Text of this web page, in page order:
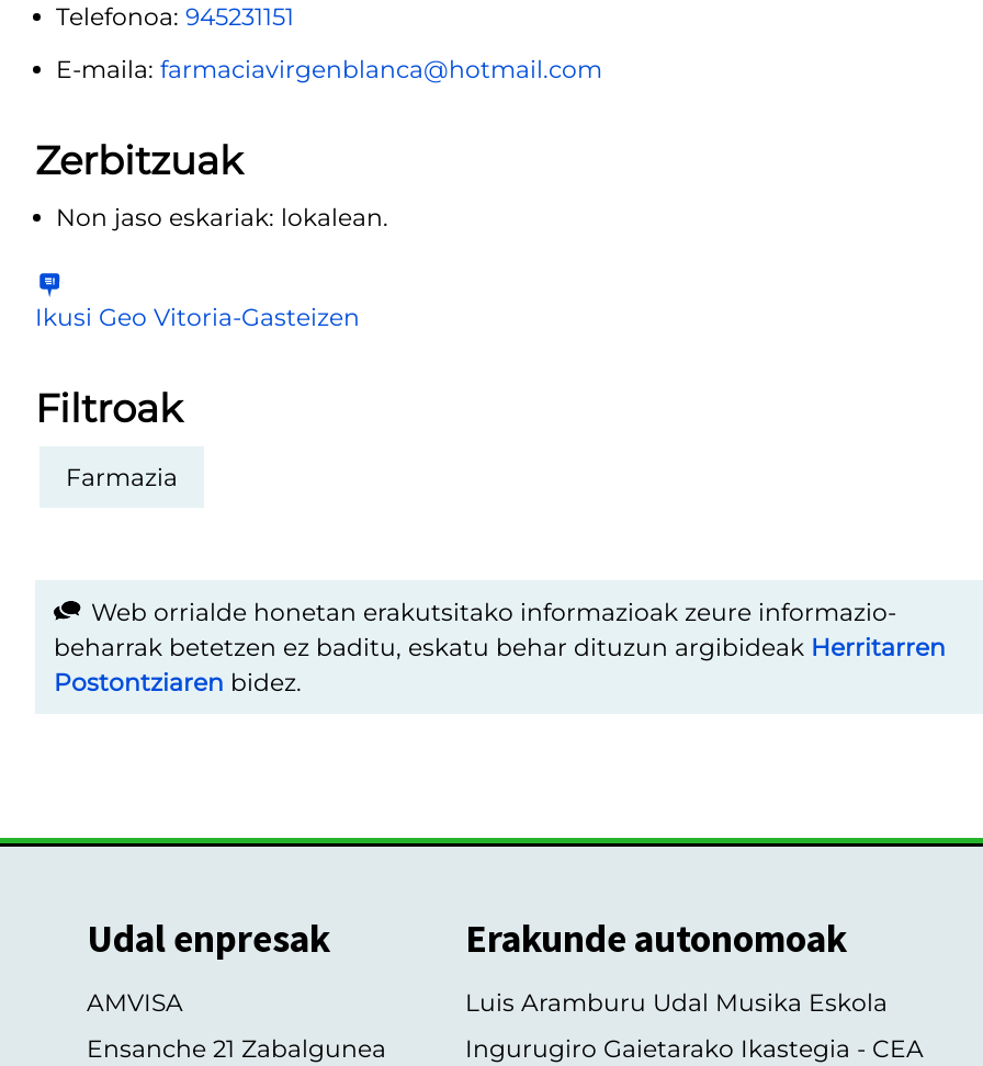
Telefonoa: 945231151
E-maila: farmaciavirgenblanca@hotmail.com
Zerbitzuak
Non jaso eskariak: lokalean.
Ikusi Geo Vitoria-Gasteizen
Filtroak
Farmazia
Web orrialde honetan erakutsitako informazioak zeure informazio-
beharrak betetzen ez baditu, eskatu behar dituzun argibideak Herritarren
Postontziaren bidez.
Udal enpresak
AMVISA
Ensanche 21 Zabalgunea
Erakunde autonomoak
Luis Aramburu Udal Musika Eskola
Ingurugiro Gaietarako Ikastegia - CEA